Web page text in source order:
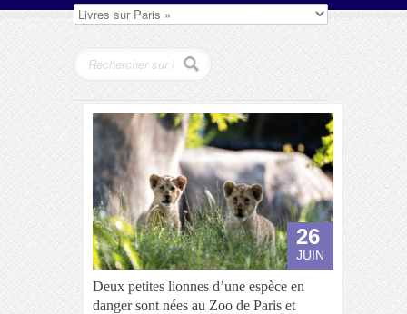
26
JUIN
Deux petites lionnes d’une espèce en
danger sont nées au Zoo de Paris et